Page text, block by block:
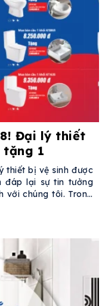
Đại lý thiết
1
thiết bị vệ sinh được
đáp lại sự tin tưởng
với chúng tôi. Trong